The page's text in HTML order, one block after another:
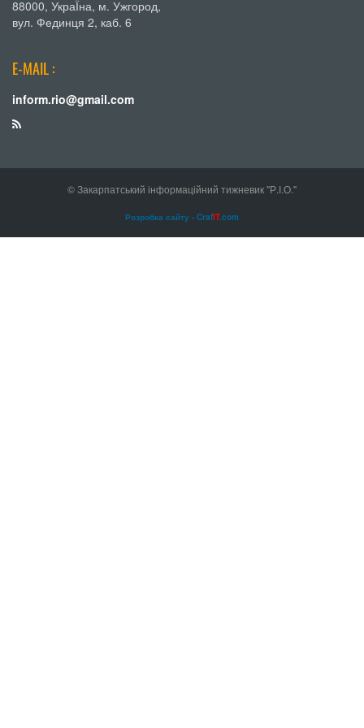
88000, УкраЇна, м. Ужгород,
вул. Фединця 2, каб. 6
E-MAIL :
inform.rio@gmail.com
© Закарпатський інформаційний тижневик "Р.І.О."
Розробка сайту - CrafIT.com